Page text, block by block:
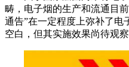
畴，电子烟的生产和流通目
通告”在一定程度上弥补了电
空白，但其实施效果尚待观察